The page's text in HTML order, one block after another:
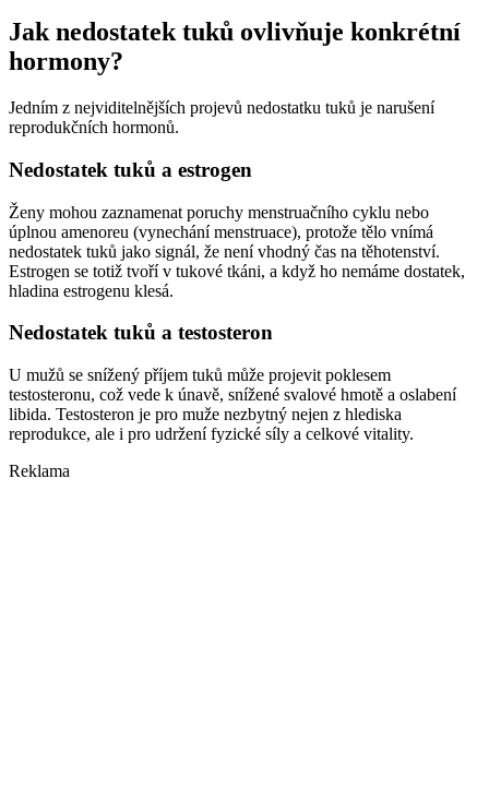
Jak nedostatek tuků ovlivňuje konkrétní
hormony?
Jedním z nejviditelnějších projevů nedostatku tuků je narušení
reprodukčních hormonů.
Nedostatek tuků a estrogen
Ženy mohou zaznamenat poruchy menstruačního cyklu nebo
úplnou amenoreu (vynechání menstruace), protože tělo vnímá
nedostatek tuků jako signál, že není vhodný čas na těhotenství.
Estrogen se totiž tvoří v tukové tkáni, a když ho nemáme dostatek,
hladina estrogenu klesá.
Nedostatek tuků a testosteron
U mužů se snížený příjem tuků může projevit poklesem
testosteronu, což vede k únavě, snížené svalové hmotě a oslabení
libida. Testosteron je pro muže nezbytný nejen z hlediska
reprodukce, ale i pro udržení fyzické síly a celkové vitality.
Reklama